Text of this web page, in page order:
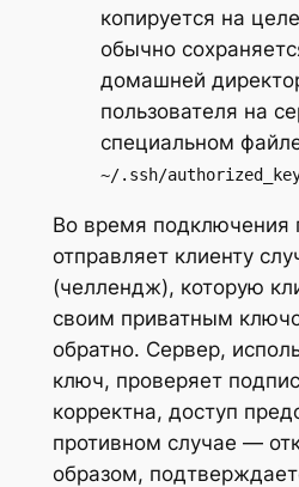
копируется на
обычно
домашней
пользователя на
специальном
~/.ssh/
Во время подключения
отправляет клиенту
(челлендж), которую
своим приватным
обратно. Сервер,
ключ, проверяет
корректна, доступ
противном случае —
образом,